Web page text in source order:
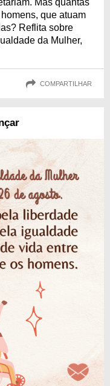
Mas quantas
que atuam
Reflita sobre
da Mulher,
COMPARTILHAR